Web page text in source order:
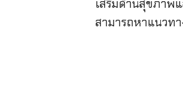
เสริมด้านสุขภาพ
สามารถหาแนวท